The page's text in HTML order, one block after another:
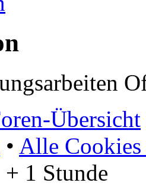
Übersicht
• Alle Cookies
1 Stunde